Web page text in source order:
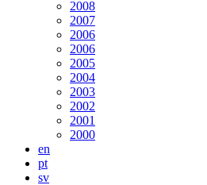
2008
2007
2006
2006
2005
2004
2003
2002
2001
2000
en
pt
sv